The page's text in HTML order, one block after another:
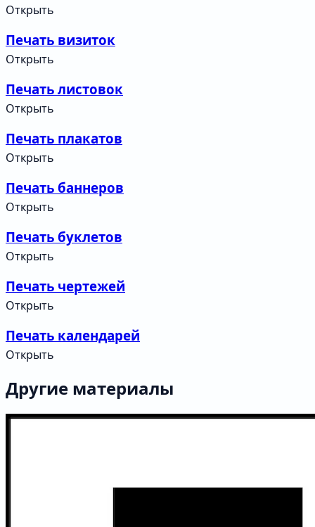
Открыть
Печать визиток
Открыть
Печать листовок
Открыть
Печать плакатов
Открыть
Печать баннеров
Открыть
Печать буклетов
Открыть
Печать чертежей
Открыть
Печать календарей
Открыть
Другие материалы